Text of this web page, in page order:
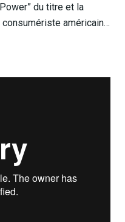
du titre et la
consumériste américain…